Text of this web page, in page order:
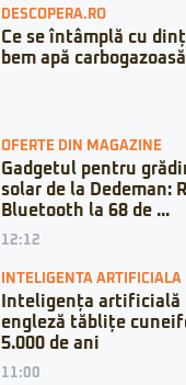
DESCOPERA.RO
Ce se întâmplă cu
bem apă
OFERTE DIN MAGAZINE
Gadgetul pentru
solar de la Dedeman:
Bluetooth la 68 de ...
12:12
INTELIGENTA ARTIFICIALA
Inteligența artificială
engleză tăblițe
5.000 de ani
11:00